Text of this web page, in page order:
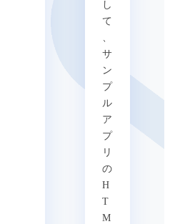
し
て
、
サ
ン
プ
ル
ア
プ
リ
の
H
T
M